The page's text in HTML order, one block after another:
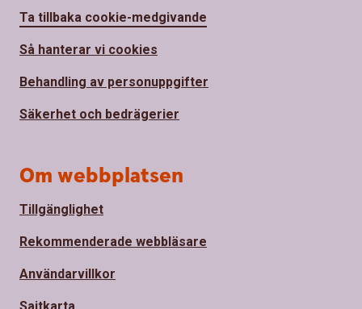
Ta tillbaka cookie-medgivande
Så hanterar vi cookies
Behandling av personuppgifter
Säkerhet och bedrägerier
Om webbplatsen
Tillgänglighet
Rekommenderade webbläsare
Användarvillkor